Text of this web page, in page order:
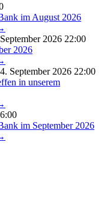
im August 2026
2026 22:00
2026
September 2026 22:00
in unserem
im September 2026